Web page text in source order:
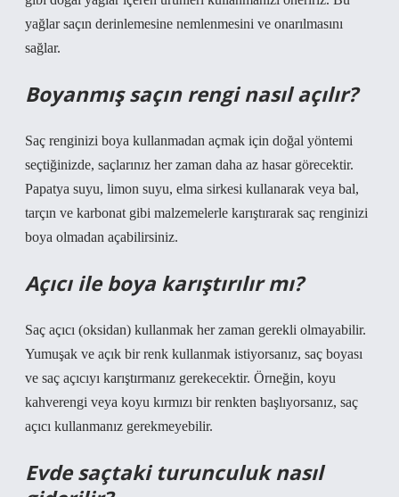
yağlar saçın derinlemesine nemlenmesini ve onarılmasını
sağlar.
Boyanmış saçın rengi nasıl açılır?
Saç renginizi boya kullanmadan açmak için doğal yöntemi
seçtiğinizde, saçlarınız her zaman daha az hasar görecektir.
Papatya suyu, limon suyu, elma sirkesi kullanarak veya bal,
tarçın ve karbonat gibi malzemelerle karıştırarak saç renginizi
boya olmadan açabilirsiniz.
Açıcı ile boya karıştırılır mı?
Saç açıcı (oksidan) kullanmak her zaman gerekli olmayabilir.
Yumuşak ve açık bir renk kullanmak istiyorsanız, saç boyası
ve saç açıcıyı karıştırmanız gerekecektir. Örneğin, koyu
kahverengi veya koyu kırmızı bir renkten başlıyorsanız, saç
açıcı kullanmanız gerekmeyebilir.
Evde saçtaki turunculuk nasıl